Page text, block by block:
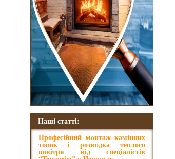
Наші статті:
Професійний монтаж камінних
топок і розводка теплого
повітря від спеціалістів